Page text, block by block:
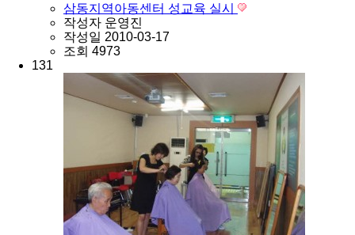
삼동지역아동센터 성교육 실시
작성자 운영진
작성일 2010-03-17
조회 4973
131